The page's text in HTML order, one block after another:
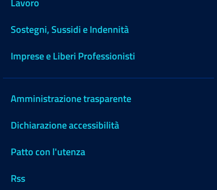
Sostegni, Sussidi e Indennità
Imprese e Liberi Professionisti
Amministrazione trasparente
Dichiarazione accessibilità
Patto con l'utenza
Rss